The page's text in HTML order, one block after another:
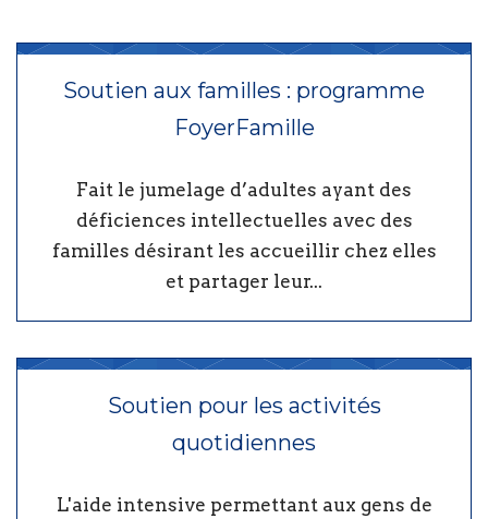
Soutien aux familles : programme
FoyerFamille
Fait le jumelage d’adultes ayant des
déficiences intellectuelles avec des
familles désirant les accueillir chez elles
et partager leur...
Soutien pour les activités
quotidiennes
L'aide intensive permettant aux gens de